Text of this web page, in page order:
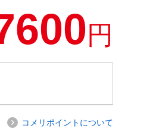
円
コメリポイントについて